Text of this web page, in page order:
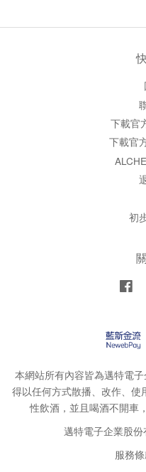
下載官
下載官
初
本網站所有內容皆為邁特電
得以任何方式散播、改作、使
性飲酒，並且喝酒不開車
邁特電子企業股
服務